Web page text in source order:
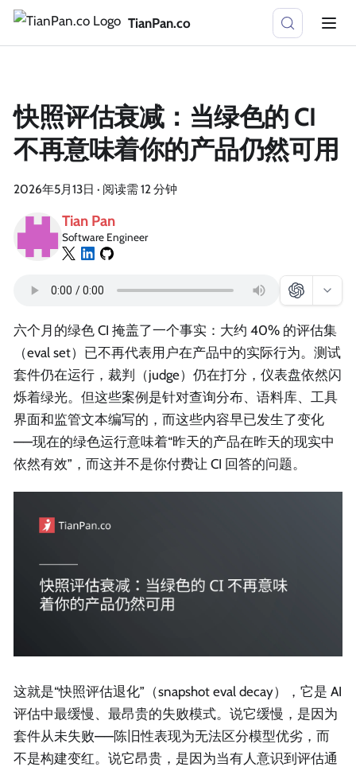
TianPan.co
快照评估衰减：当绿色的 CI
不再意味着你的产品仍然可用
2026年5月13日 · 阅读需 12 分钟
Tian Pan
Software Engineer
六个月的绿色 CI 掩盖了一个事实：大约 40% 的评估集
（eval set）已不再代表用户在产品中的实际行为。测试
套件仍在运行，裁判（judge）仍在打分，仪表盘依然闪
烁着绿光。但这些案例是针对查询分布、语料库、工具
界面和监管文本编写的，而这些内容早已发生了变化
——现在的绿色运行意味着“昨天的产品在昨天的现实中
依然有效”，而这并不是你付费让 CI 回答的问题。
这就是“快照评估退化”（snapshot eval decay），它是 AI
评估中最缓慢、最昂贵的失败模式。说它缓慢，是因为
套件从未失败——陈旧性表现为无法区分模型优劣，而
不是构建变红。说它昂贵，是因为当有人意识到评估通